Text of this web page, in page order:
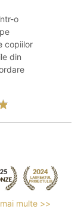
o
copiilor
din
multe >>